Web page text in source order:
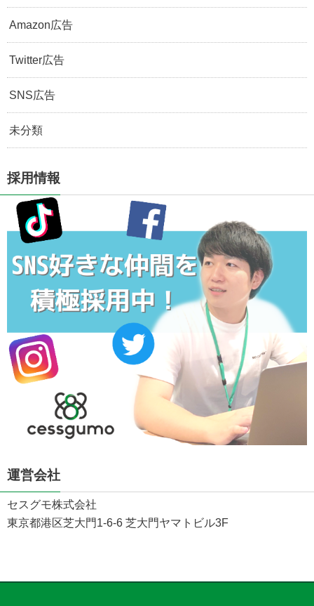
Amazon広告
Twitter広告
SNS広告
未分類
採用情報
運営会社
セスグモ株式会社
東京都港区芝大門1-6-6 芝大門ヤマトビル3F